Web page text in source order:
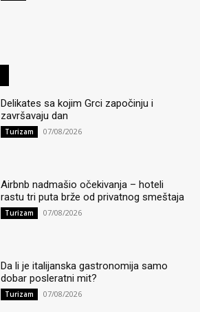
Delikates sa kojim Grci započinju i
završavaju dan
Turizam 07/08/2026
Airbnb nadmašio očekivanja – hoteli
rastu tri puta brže od privatnog smeštaja
Turizam 07/08/2026
Da li je italijanska gastronomija samo
dobar posleratni mit?
Turizam 07/08/2026